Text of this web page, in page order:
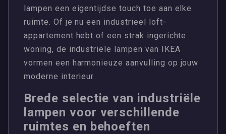
lampen een eigentijdse touch toe aan elke
ruimte. Of je nu een industrieel loft-
appartement hebt of een strak ingerichte
woning, de industriële lampen van IKEA
vormen een harmonieuze aanvulling op jouw
moderne interieur.
Brede selectie van industriële
lampen voor verschillende
ruimtes en behoeften